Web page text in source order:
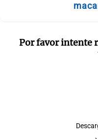
Por favor intente